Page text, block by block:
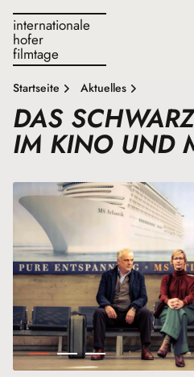
internationale
hofer
filmtage
Startseite Aktuelles
DAS
IM KINO UND